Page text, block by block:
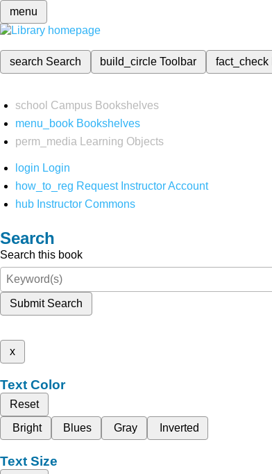
menu
search Search build_circleToolbar fact_check
school Campus Bookshelves
menu_book Bookshelves
perm_media
Learning Objects
login Login
how_to_reg Request Instructor Account
hub Instructor Commons
Search
Search this book
Submit Search
x
Text Color
Reset
Bright
Blues Gray Inverted
Text Size